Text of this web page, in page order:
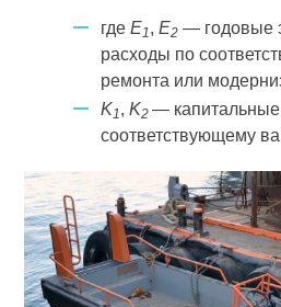
гдеE1 ,E2 — годовые
расходы по
ремонта или
K1 ,K2— капитальные
соответствующему